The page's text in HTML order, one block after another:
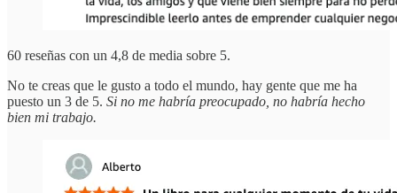
60 reseñas con un 4,8 de media sobre 5.
No te creas que le gusto a todo el mundo, hay gente que me ha
puesto un 3 de 5. Si no me habría preocupado, no habría hecho
bien mi trabajo.